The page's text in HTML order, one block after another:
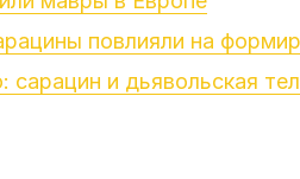
повлияли на
сарацин и дьявольская